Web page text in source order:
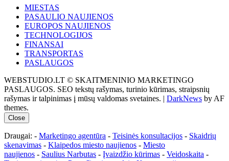
MIESTAS
PASAULIO NAUJIENOS
EUROPOS NAUJIENOS
TECHNOLOGIJOS
FINANSAI
TRANSPORTAS
PASLAUGOS
WEBSTUDIO.LT © SKAITMENINIO MARKETINGO
PASLAUGOS. SEO tekstų rašymas, turinio kūrimas, straipsnių
rašymas ir talpinimas į mūsų valdomas svetaines. | DarkNews by AF
themes.
Close
Draugai: - Marketingo agentūra - Teisinės konsultacijos - Skaidrių
skenavimas - Klaipedos miesto naujienos - Miesto
naujienos - Saulius Narbutas - Įvaizdžio kūrimas - Veidoskaita -